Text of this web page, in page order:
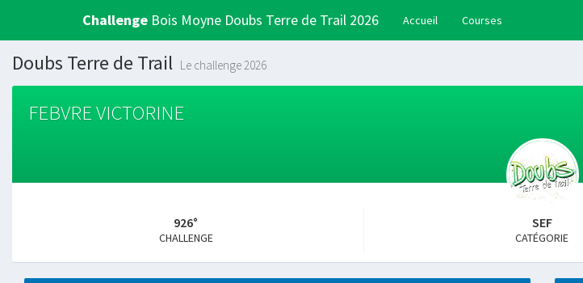
Challenge Bois Moyne Doubs Terre de Trail 2026 Accueil Courses
Doubs Terre de Trail Le challenge 2026
FEBVRE VICTORINE
926°
CHALLENGE
SEF
CATÉGORIE